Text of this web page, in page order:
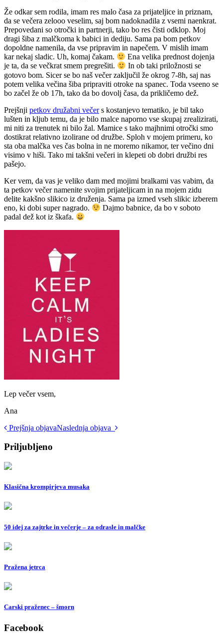
Že odkar sem rodila, imam res malo časa za prijateljice in priznam,
da se večera zelooo veselim, saj bom nadoknadila z vsemi naenkrat.
Prepovedani so otročki in partnerji, tako bo res čisti odklop. Moj
dragi šiba z malčkoma k babici in dediju. Sama pa bom petkov
dopoldne namenila, da vse pripravim in napečem. V mislih imam
kar nekaj sladic. Uh, komaj čakam.
Ena velika prednost dojenja
je ta, da se večkrat smem pregrešiti.
In ob taki priložnosti se
gotovo bom. Sicer se bo naš večer zaključil že okrog 7-8h, saj nas
potem velika večina šiba pripraviti otroke na spanec. Toda vseeno se
bo začel že ob 17h, tako da bo dovolj časa, da prikličemo dež.
Prejšnji petkov družabni večers kostanjevo tematiko, je bil tako
lušten in kljub temu, da je bilo malce naporno vse skupaj zrealizirati,
mi niti za trenutek ni bilo žal. Mamice s tako majhnimi otročki smo
dostikrat relativno izolirane od družbe. Sploh v mojem primeru, ko
sta oba malčka ves čas bolna in ne moremo nikamor, ter večino dni
visimo v hiši. Tako mi takšni večeri in klepeti ob dobri družbi res
pašejo.
Ker vem, da vas je veliko dam med mojimi bralkami vas vabim, da
ta petkov večer namenite svojim prijateljicam in na mojem zidu
delite kakšno slikico iz druženja. Sama pa izmed vseh slikic izberem
eno, ki dobi super nagrado.
Dajmo babnice, da bo v soboto
padal dež kot iz škafa.
Lep večer vsem,
Ana
Post
navigation
Prejšnja objavaNaslednja objava
Priljubljeno
Klasična krompirjeva musaka
50 idej za zajtrke in večerje – za odrasle in malčke
Pražena jetrca
Carski praženec – šmorn
Facebook